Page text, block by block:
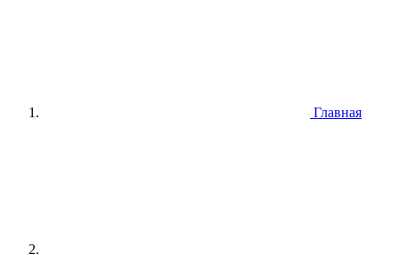
Главная